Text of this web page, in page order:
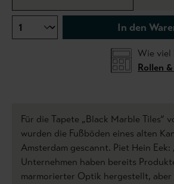
In den
Wie viel
Rollen
Für die Tapete „Black Marble Tiles“
wurden die Fußböden eines alten
Amsterdam gescannt. Piet Hein Eek:
Unternehmen haben bereits
marmorierter Optik hergestellt, aber